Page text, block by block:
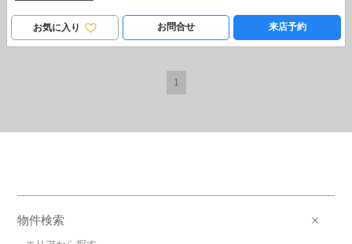
お気に入り お問合せ 来店予約
1
物件検索